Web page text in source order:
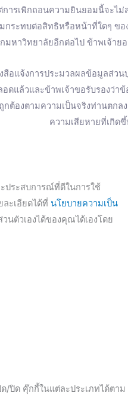
ารเพิกถอนความยินยอมนี้จะไ
ระทบต่อสิทธิหรือหน้าที่ใดๆ ขอ
มหาวิทยาลัยอีกต่อไป ข้าพเจ้า
สือแจ้งการประมวลผลข้อมูลส่
ดแล้วและข้าพเจ้าขอรับรองว่า
กต้องตามความเป็นจริงท่านตก
ความเสียหายที่เกิด
ประสบการณ์ที่ดีในการใช้
ะเอียดได้ที่ นโยบายความเป็น
นตัวเองได้ของคุณได้เองโดย
/ปิด คุ๊กกี้ในแต่ละประเภทได้ตาม